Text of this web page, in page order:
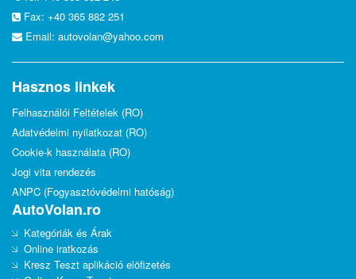
Fax: +40 365 882 251
Email: autovolan@yahoo.com
Hasznos linkek
Felhasználói Feltételek (RO)
Adatvédelmi nyilatkozat (RO)
Cookie-k használata (RO)
Jogi vita rendezés
ANPC (Fogyasztóvédelmi hatóság)
AutoVolan.ro
Kategóriák és Árak
Online iratkozás
Kresz Teszt aplikáció elöfizetés